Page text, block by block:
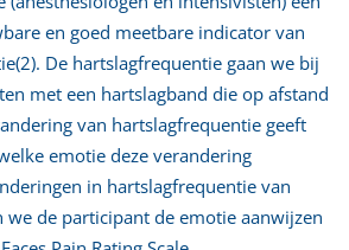
en goed meetbare indicator van
De hartslagfrequentie gaan we bij
met een hartslagband die op afstand
van hartslagfrequentie geeft
emotie deze verandering
in hartslagfrequentie van
we de participant de emotie aanwijzen